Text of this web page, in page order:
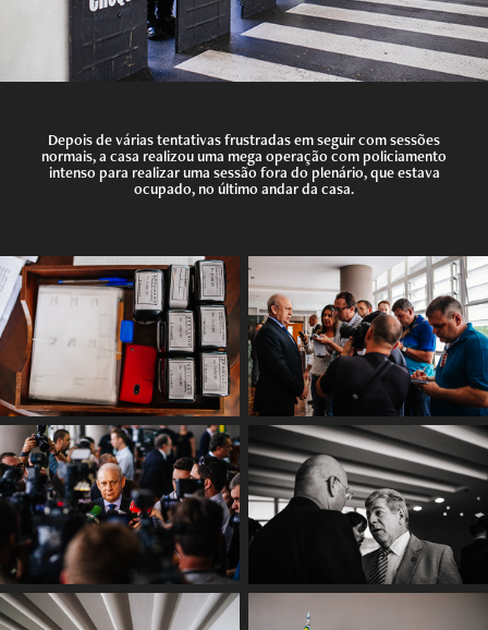
Depois de várias tentativas frustradas em seguir com sessões
normais, a casa realizou uma mega operação com policiamento
intenso para realizar uma sessão fora do plenário, que estava
ocupado, no último andar da casa.